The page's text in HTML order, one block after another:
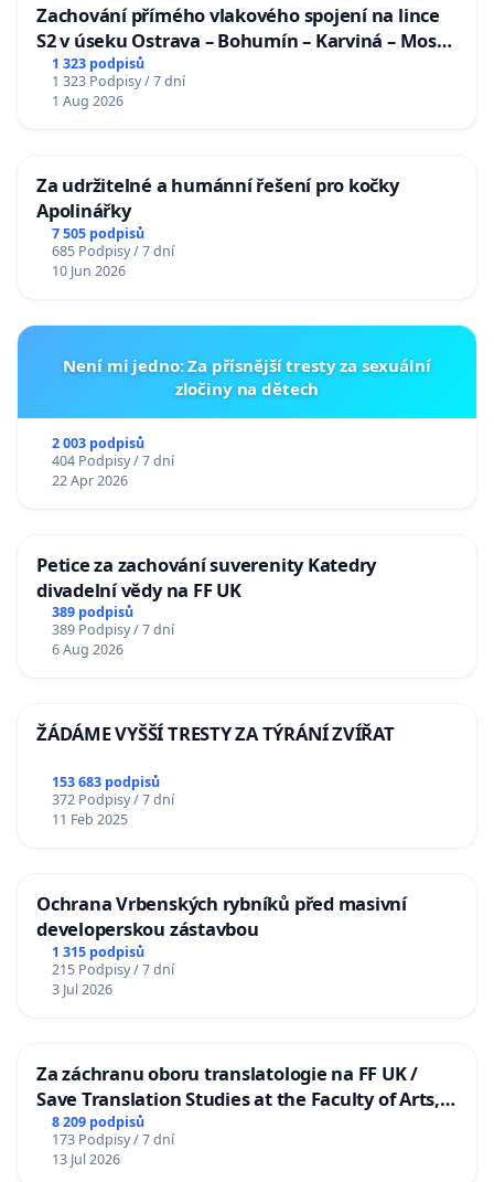
Zachování přímého vlakového spojení na lince
S2 v úseku Ostrava – Bohumín – Karviná – Mosty
u Jablunkova
1 323 podpisů
1 323 Podpisy / 7 dní
1 Aug 2026
Za udržitelné a humánní řešení pro kočky
Apolinářky
7 505 podpisů
685 Podpisy / 7 dní
10 Jun 2026
Není mi jedno: Za přísnější tresty za sexuální
zločiny na dětech
2 003 podpisů
404 Podpisy / 7 dní
22 Apr 2026
Petice za zachování suverenity Katedry
divadelní vědy na FF UK
389 podpisů
389 Podpisy / 7 dní
6 Aug 2026
ŽÁDÁME VYŠŠÍ TRESTY ZA TÝRÁNÍ ZVÍŘAT
153 683 podpisů
372 Podpisy / 7 dní
11 Feb 2025
Ochrana Vrbenských rybníků před masivní
developerskou zástavbou
1 315 podpisů
215 Podpisy / 7 dní
3 Jul 2026
Za záchranu oboru translatologie na FF UK /
Save Translation Studies at the Faculty of Arts,
Charles University
8 209 podpisů
173 Podpisy / 7 dní
13 Jul 2026